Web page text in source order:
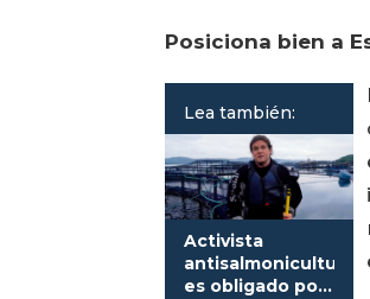
Posiciona bien a
Lea también:
Activista
antisalmonicultura
es obligado por